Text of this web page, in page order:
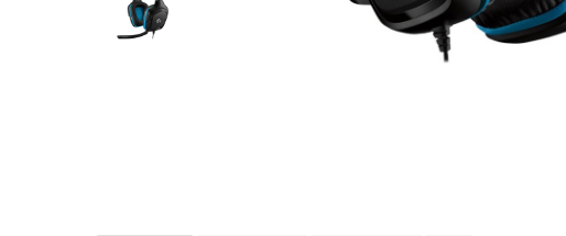
Imprimante Cerneală
Imprimante Matriciale